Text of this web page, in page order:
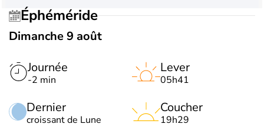
Éphéméride
Dimanche 9 août
Journée
-2 min
Dernier
croissant de Lune
Lever
05h41
Coucher
19h29